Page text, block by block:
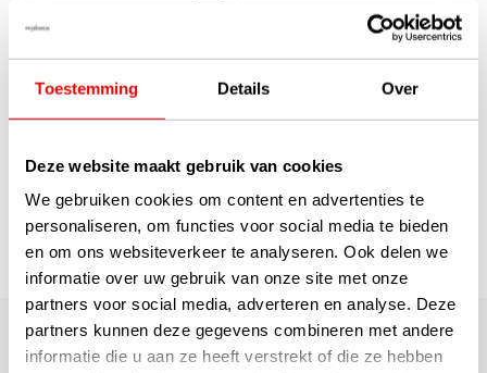
Toestemming Details Over
Deze website maakt gebruik van cookies
We gebruiken cookies om content en advertenties te
personaliseren, om functies voor social media te bieden
en om ons websiteverkeer te analyseren. Ook delen we
informatie over uw gebruik van onze site met onze
partners voor social media, adverteren en analyse. Deze
partners kunnen deze gegevens combineren met andere
informatie die u aan ze heeft verstrekt of die ze hebben
€89,00
Page 1 of 1
180,000+ Customers | 5,000+ Reviews | Trusted Shops,
TrustPilot, Google
Reviews: What our customers